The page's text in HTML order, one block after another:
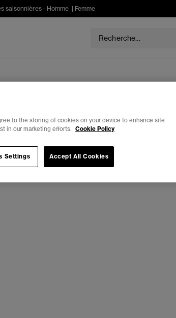
saisonnières - Homme| Femme
to the storing of cookies on your device to enhance site
in our marketing efforts. Cookie Policy
Settings Accept All Cookies